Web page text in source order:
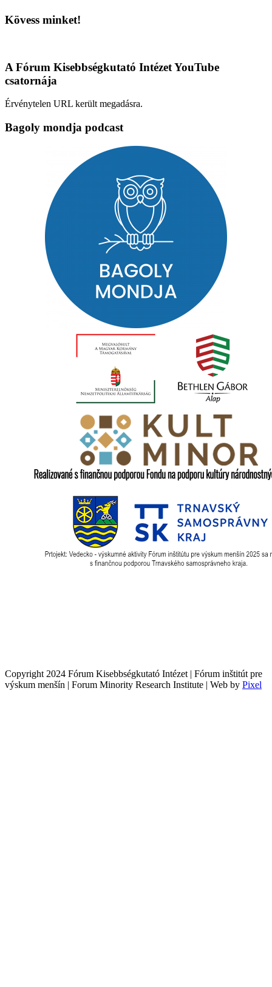
Kövess minket!
A Fórum Kisebbségkutató Intézet YouTube
csatornája
Érvénytelen URL került megadásra.
Bagoly mondja podcast
Copyright 2024 Fórum Kisebbségkutató Intézet | Fórum inštitút pre
výskum menšín | Forum Minority Research Institute | Web by Pixel